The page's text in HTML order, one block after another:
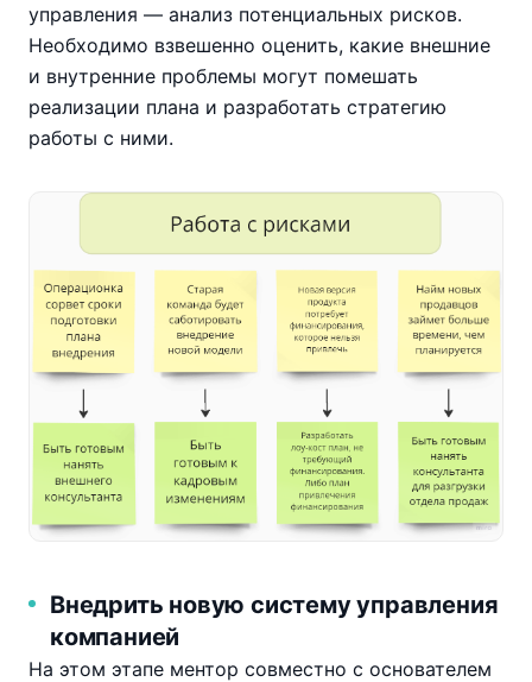
управления — анализ потенциальных рисков.
Необходимо взвешенно оценить, какие внешние
и внутренние проблемы могут помешать
реализации плана и разработать стратегию
работы с ними.
Внедрить новую систему управления
компанией
На этом этапе ментор совместно с основателем